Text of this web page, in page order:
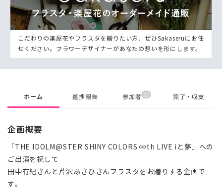
こだわりの楽屋花やフラスタを贈りたい方、ぜひSakaseruにお任
せください。フラワーデザイナーがあなたの想いを形にします。
ホーム 進捗報告 参加者 22 完了・収支
企画概要
「THE IDOLM@STER SHINY COLORS ∞th LIVE iと夢」への
ご出演を祝して
田中有紀さんと芹沢あさひさんフラスタをお贈りする企画で
す。